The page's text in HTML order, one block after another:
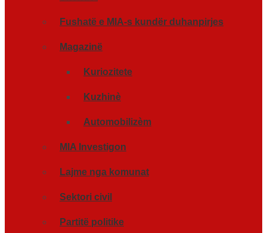
Fushatë e MIA-s kundër duhanpirjes
Magazinë
Kuriozitete
Kuzhinè
Automobilizèm
MIA Investigon
Lajme nga komunat
Sektori civil
Partitë politike